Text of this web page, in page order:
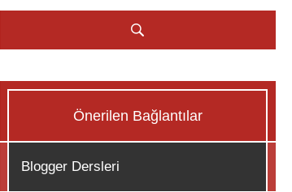
Önerilen Bağlantılar
Blogger Dersleri